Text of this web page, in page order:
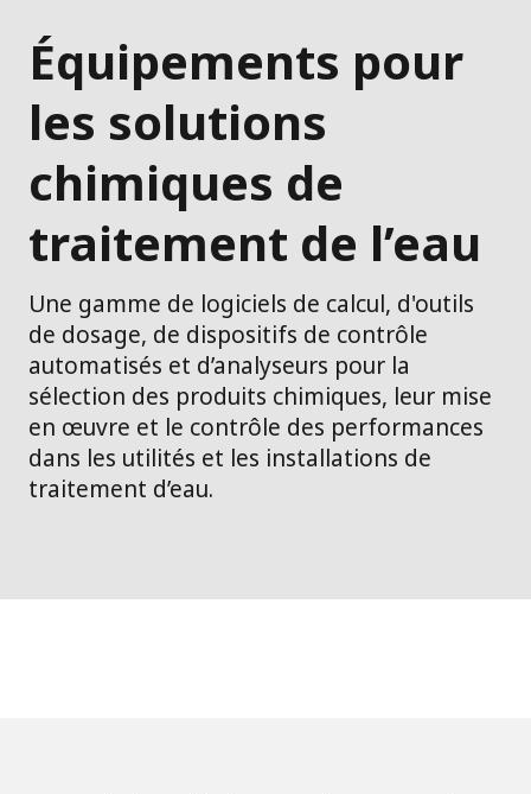
Équipements pour
les solutions
chimiques de
traitement de l’eau
Une gamme de logiciels de calcul, d'outils
de dosage, de dispositifs de contrôle
automatisés et d’analyseurs pour la
sélection des produits chimiques, leur mise
en œuvre et le contrôle des performances
dans les utilités et les installations de
traitement d’eau.